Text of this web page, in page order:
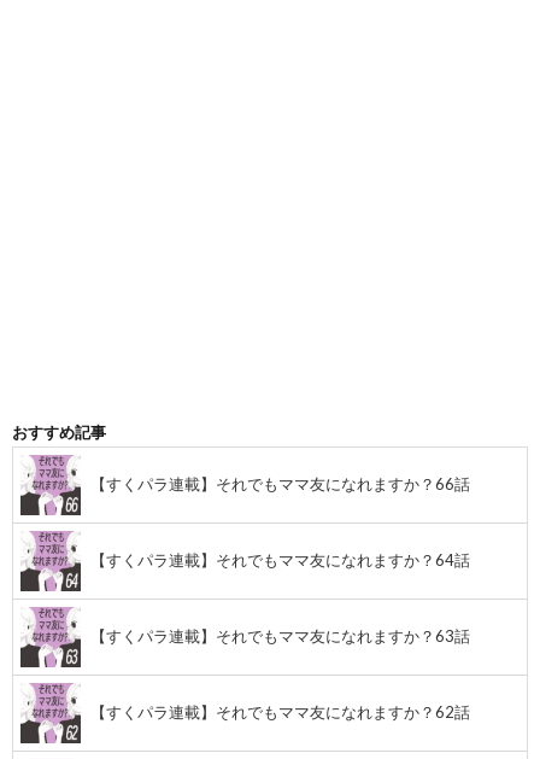
おすすめ記事
【すくパラ連載】それでもママ友になれますか？66話
【すくパラ連載】それでもママ友になれますか？64話
【すくパラ連載】それでもママ友になれますか？63話
【すくパラ連載】それでもママ友になれますか？62話